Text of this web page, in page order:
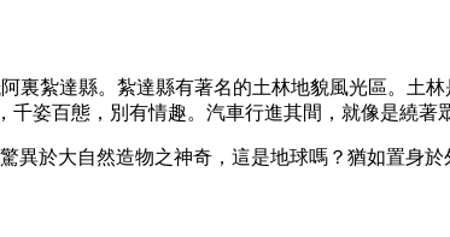
裏紮達縣。紮達縣有著名的土林地貌風光區。土
姿百態，別有情趣。汽車行進其間，就像是繞著
異於大自然造物之神奇，這是地球嗎？猶如置身